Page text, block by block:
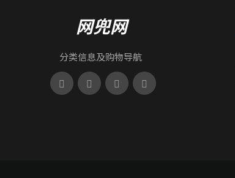
网兜网
分类信息及购物导航